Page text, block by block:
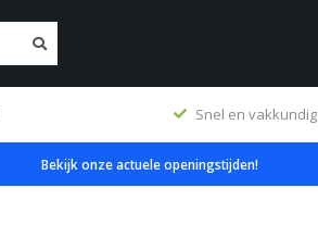
Snel en vakkundig
Bekijk onze actuele openingstijden!